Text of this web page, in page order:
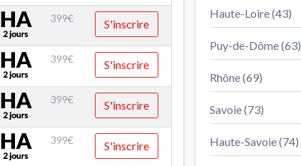
399€ S'inscrire
399€ S'inscrire
399€ S'inscrire
399€ S'inscrire
Haute-Loire (43)
Puy-de-Dôme (63)
Rhône (69)
Savoie (73)
Haute-Savoie (74)